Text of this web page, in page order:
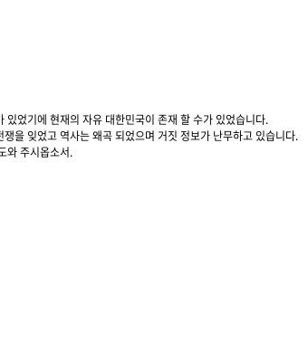
었기에 현재의 자유 대한민국이 존재 할 수가 있었습니다.
을 잊었고 역사는 왜곡 되었으며 거짓 정보가 난무하고 있습니다.
와 주시옵소서.